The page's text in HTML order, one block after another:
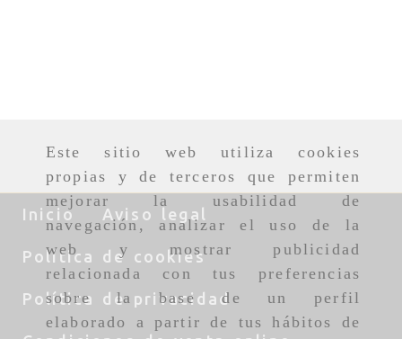
Este sitio web utiliza cookies
propias y de terceros que permiten
mejorar la usabilidad de
navegación, analizar el uso de la
web y mostrar publicidad
relacionada con tus preferencias
sobre la base de un perfil
elaborado a partir de tus hábitos de
Inicio Aviso legal
Política de cookies
Política de privacidad